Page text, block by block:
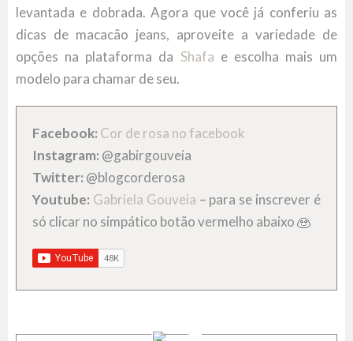
levantada e dobrada. Agora que você já conferiu as
dicas de macacão jeans, aproveite a variedade de
opções na plataforma da Shafa e escolha mais um
modelo para chamar de seu.
Facebook: Cor de rosa no facebook
Instagram: @gabirgouveia
Twitter: @blogcorderosa
Youtube: Gabriela Gouveia – para se inscrever é
só clicar no simpático botão vermelho abaixo